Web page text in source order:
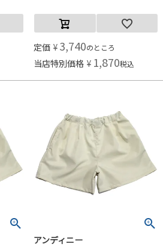
定価 ¥ 3,740のところ
当店特別価格 ¥ 1,870税込
アンディニー